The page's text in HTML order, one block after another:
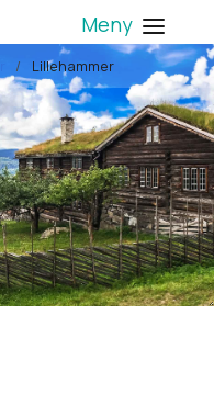
Meny
Lillehammer